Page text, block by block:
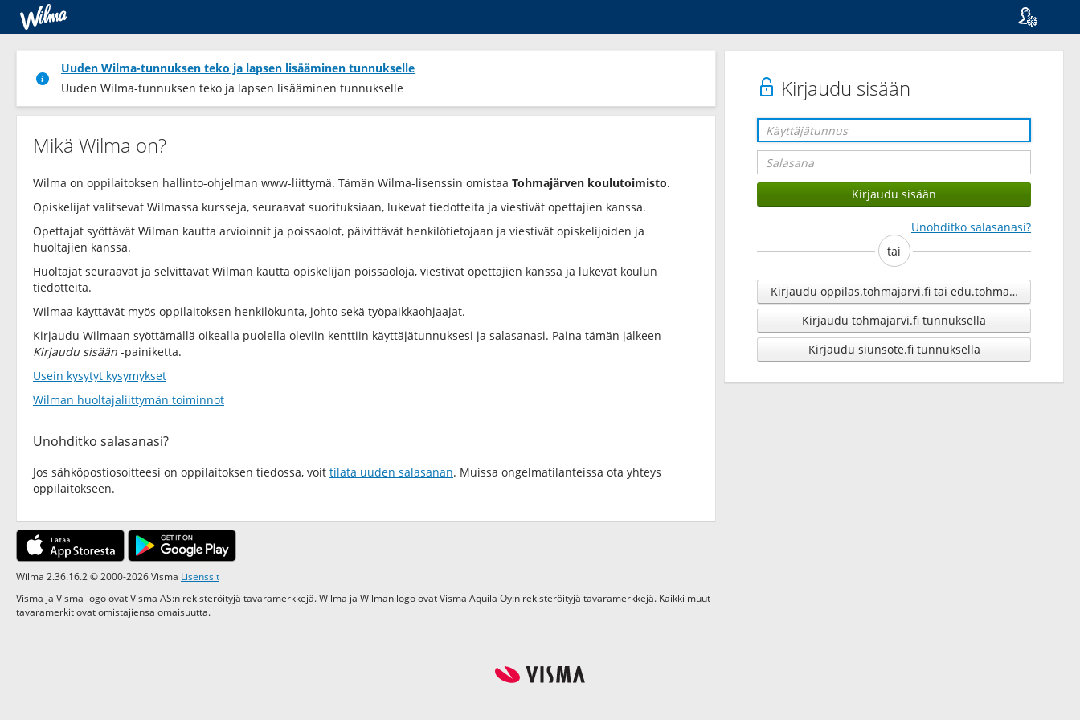
Kirjaudu sisään
Unohditko salasanasi?
tai
Kirjaudu oppilas.tohmajarvi.fi tai edu.tohmajarvi.fi
Kirjaudu tohmajarvi.fi tunnuksella
Kirjaudu siunsote.fi tunnuksella
Uuden Wilma-tunnuksen teko ja lapsen lisääminen tunnukselle
Uuden Wilma-tunnuksen teko ja lapsen lisääminen tunnukselle
Mikä Wilma on?
Wilma on oppilaitoksen hallinto-ohjelman www-liittymä. Tämän Wilma-lisenssin omistaa Tohmajärven koulutoimisto.
Opiskelijat valitsevat Wilmassa kursseja, seuraavat suorituksiaan, lukevat tiedotteita ja viestivät opettajien kanssa.
Opettajat syöttävät Wilman kautta arvioinnit ja poissaolot, päivittävät henkilötietojaan ja viestivät opiskelijoiden ja
huoltajien kanssa.
Huoltajat seuraavat ja selvittävät Wilman kautta opiskelijan poissaoloja, viestivät opettajien kanssa ja lukevat koulun
tiedotteita.
Wilmaa käyttävät myös oppilaitoksen henkilökunta, johto sekä työpaikkaohjaajat.
Kirjaudu Wilmaan syöttämällä oikealla puolella oleviin kenttiin käyttäjätunnuksesi ja salasanasi. Paina tämän jälkeen
Kirjaudu sisään -painiketta.
Usein kysytyt kysymykset
Wilman huoltajaliittymän toiminnot
Unohditko salasanasi?
Jos sähköpostiosoitteesi on oppilaitoksen tiedossa, voit tilata uuden salasanan. Muissa ongelmatilanteissa ota yhteys
oppilaitokseen.
Wilma 2.36.16.2 © 2000-2026 Visma Lisenssit
Visma ja Visma-logo ovat Visma AS:n rekisteröityjä tavaramerkkejä. Wilma ja Wilman logo ovat Visma Aquila Oy:n rekisteröityjä tavaramerkkejä. Kaikki muut
tavaramerkit ovat omistajiensa omaisuutta.